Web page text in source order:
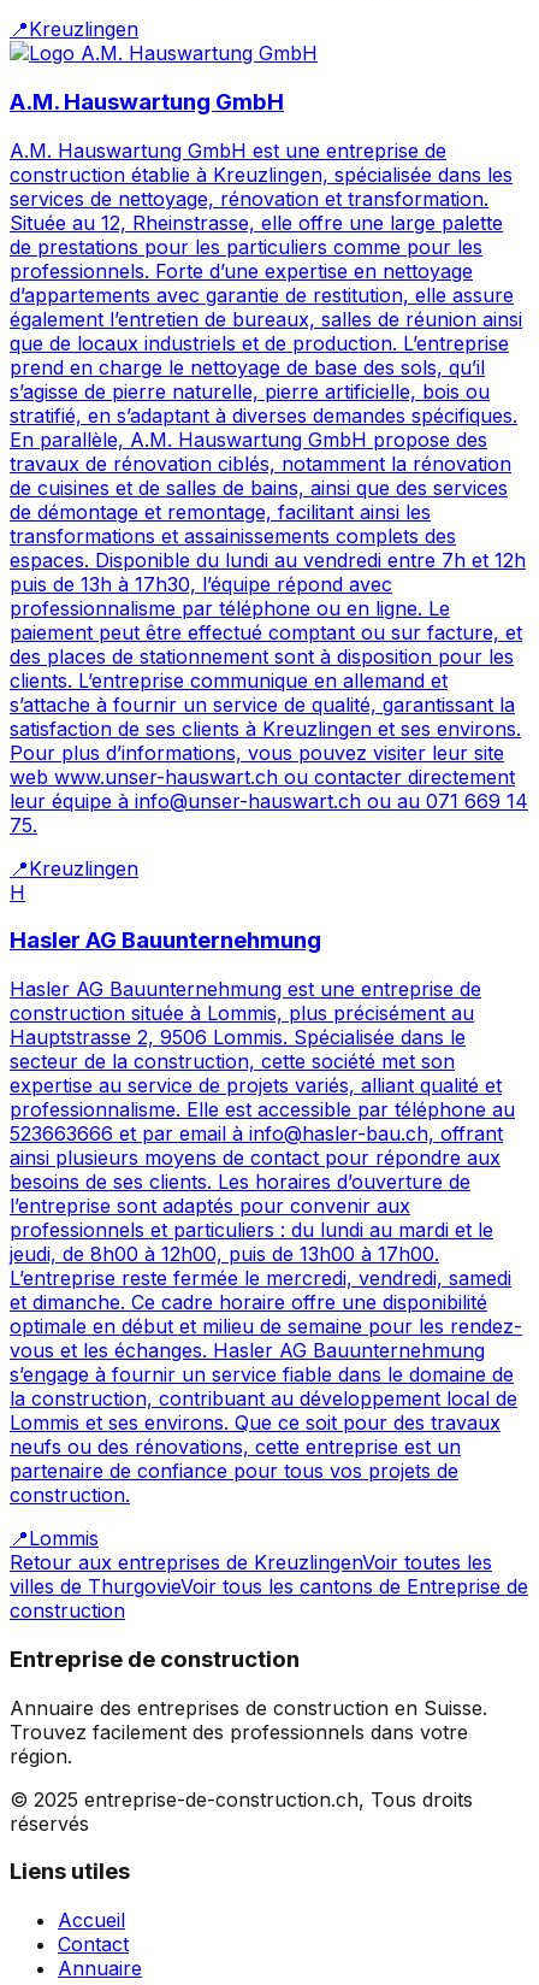
📍Kreuzlingen
A.M. Hauswartung GmbH
A.M. Hauswartung GmbH est une entreprise de
construction établie à Kreuzlingen, spécialisée dans les
services de nettoyage, rénovation et transformation.
Située au 12, Rheinstrasse, elle offre une large palette
de prestations pour les particuliers comme pour les
professionnels. Forte d’une expertise en nettoyage
d’appartements avec garantie de restitution, elle assure
également l’entretien de bureaux, salles de réunion ainsi
que de locaux industriels et de production. L’entreprise
prend en charge le nettoyage de base des sols, qu’il
s’agisse de pierre naturelle, pierre artificielle, bois ou
stratifié, en s’adaptant à diverses demandes spécifiques.
En parallèle, A.M. Hauswartung GmbH propose des
travaux de rénovation ciblés, notamment la rénovation
de cuisines et de salles de bains, ainsi que des services
de démontage et remontage, facilitant ainsi les
transformations et assainissements complets des
espaces. Disponible du lundi au vendredi entre 7h et 12h
puis de 13h à 17h30, l’équipe répond avec
professionnalisme par téléphone ou en ligne. Le
paiement peut être effectué comptant ou sur facture, et
des places de stationnement sont à disposition pour les
clients. L’entreprise communique en allemand et
s’attache à fournir un service de qualité, garantissant la
satisfaction de ses clients à Kreuzlingen et ses environs.
Pour plus d’informations, vous pouvez visiter leur site
web www.unser-hauswart.ch ou contacter directement
leur équipe à info@unser-hauswart.ch ou au 071 669 14
75.
📍Kreuzlingen
H
Hasler AG Bauunternehmung
Hasler AG Bauunternehmung est une entreprise de
construction située à Lommis, plus précisément au
Hauptstrasse 2, 9506 Lommis. Spécialisée dans le
secteur de la construction, cette société met son
expertise au service de projets variés, alliant qualité et
professionnalisme. Elle est accessible par téléphone au
523663666 et par email à info@hasler-bau.ch, offrant
ainsi plusieurs moyens de contact pour répondre aux
besoins de ses clients. Les horaires d’ouverture de
l’entreprise sont adaptés pour convenir aux
professionnels et particuliers : du lundi au mardi et le
jeudi, de 8h00 à 12h00, puis de 13h00 à 17h00.
L’entreprise reste fermée le mercredi, vendredi, samedi
et dimanche. Ce cadre horaire offre une disponibilité
optimale en début et milieu de semaine pour les rendez-
vous et les échanges. Hasler AG Bauunternehmung
s’engage à fournir un service fiable dans le domaine de
la construction, contribuant au développement local de
Lommis et ses environs. Que ce soit pour des travaux
neufs ou des rénovations, cette entreprise est un
partenaire de confiance pour tous vos projets de
construction.
📍Lommis
Retour aux entreprises de KreuzlingenVoir toutes les
villes de ThurgovieVoir tous les cantons de Entreprise de
construction
Entreprise de construction
Annuaire des entreprises de construction en Suisse.
Trouvez facilement des professionnels dans votre
région.
© 2025 entreprise-de-construction.ch, Tous droits
réservés
Liens utiles
Accueil
Contact
Annuaire